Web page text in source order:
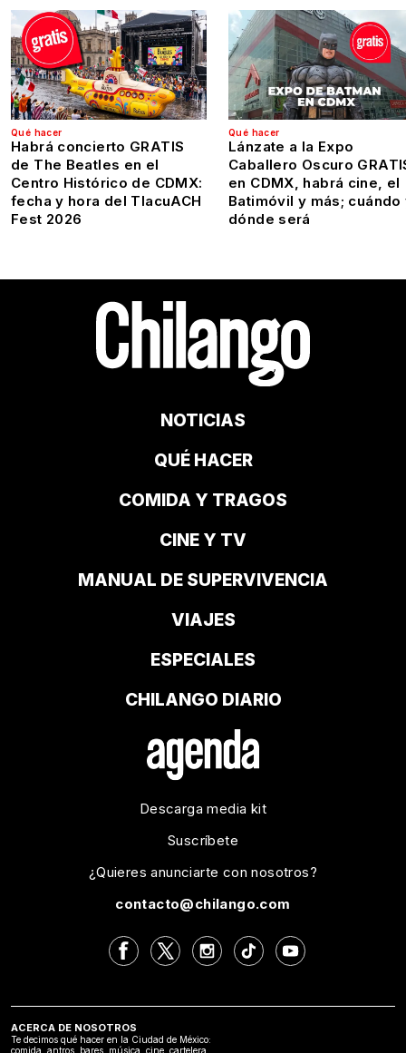
Qué hacer
Habrá concierto GRATIS
de The Beatles en el
Centro Histórico de CDMX:
fecha y hora del TlacuACH
Fest 2026
Qué hacer
Lánzate a la Expo
Caballero Oscuro
en CDMX, habrá cine, el
Batimóvil y más; cuándo
dónde será
NOTICIAS
QUÉ HACER
COMIDA Y TRAGOS
CINE Y TV
MANUAL DE SUPERVIVENCIA
VIAJES
ESPECIALES
CHILANGO DIARIO
Descarga media kit
Suscríbete
¿Quieres anunciarte con nosotros?
contacto@chilango.com
ACERCA DE NOSOTROS
Te decimos qué hacer en la Ciudad de México:
comida, antros, bares, música, cine, cartelera